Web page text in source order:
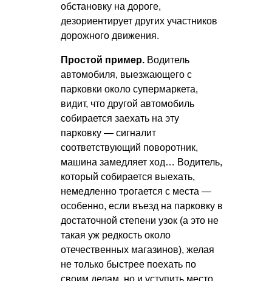
обстановку на дороге,
дезориентирует других участников
дорожного движения.
Простой пример. Водитель
автомобиля, выезжающего с
парковки около супермаркета,
видит, что другой автомобиль
собирается заехать на эту
парковку — сигналит
соответствующий поворотник,
машина замедляет ход… Водитель,
который собирается выехать,
немедленно трогается с места —
особенно, если въезд на парковку в
достаточной степени узок (а это не
такая уж редкость около
отечественных магазинов), желая
не только быстрее поехать по
своим делам, но и уступить место